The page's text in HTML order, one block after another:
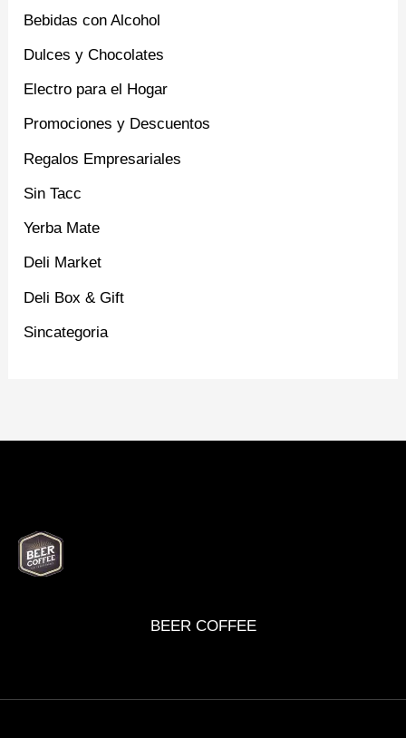
Bebidas con Alcohol
Dulces y Chocolates
Electro para el Hogar
Promociones y Descuentos
Regalos Empresariales
Sin Tacc
Yerba Mate
Deli Market
Deli Box & Gift
Sincategoria
BEER COFFEE